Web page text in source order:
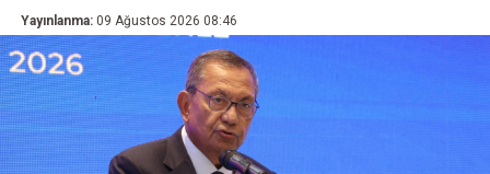
Yayınlanma: 09 Ağustos 2026 08:46